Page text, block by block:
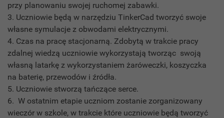
przy planowaniu swojej ruchomej zabawki.
3. Uczniowie będą w narzędziu TinkerCad tworzyć swoje
własne symulacje z obwodami elektrycznymi.
4. Czas na pracę stacjonarną. Zdobytą w trakcie pracy
zdalnej wiedzą uczniowie wykorzystają tworząc swoją
własną latarkę z wykorzystaniem żaróweczki, koszyczka
na baterię, przewodów i źródła.
5. Uczniowie stworzą tańczące serce.
6. W ostatnim etapie uczniom zostanie zorganizowany
wieczór w szkole, w trakcie które uczniowie będą tworzyć